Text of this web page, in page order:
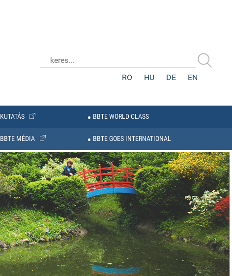
RO HU DE EN
KUTATÁS BBTE WORLD CLASS
BBTE MÉDIA BBTE GOES INTERNATIONAL